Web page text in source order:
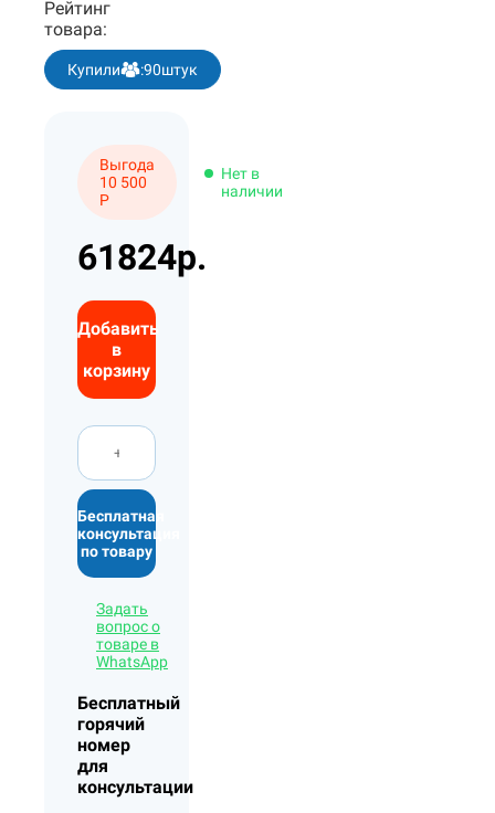
Рейтинг
товара:
Купили :90штук
Выгода
10 500
Р
Нет в
наличии
61824р.
Добавить
в
корзину
Бесплатная
консультация
по товару
Задать
вопрос о
товаре в
WhatsApp
Бесплатный
горячий
номер
для
консультации